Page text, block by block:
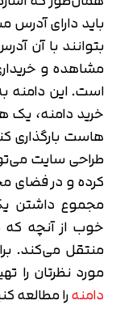
باید دارای
بتوانند با آن
مشاهده و
است. این دامنه
خرید دامنه، یک
هاست بارگذاری
طراحی سایت
کرده و در فضای
مجموع داشتن
خوب از آنچه که
منتقل می‌کند.
مورد نظرتان را
دامنهرا مطالعه